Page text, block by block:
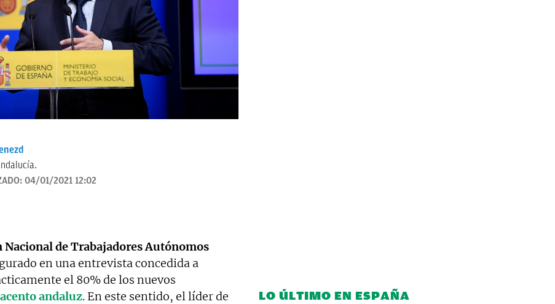
04/01/2021 12:02
Nacional de Trabajadores Autónomos
en una entrevista concedida a
el 80% de los nuevos
acento andaluz. En este sentido, el líder de
LO ÚLTIMO EN ESPAÑA